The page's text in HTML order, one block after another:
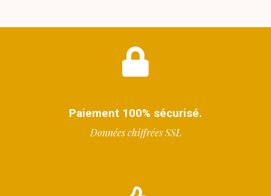
Paiement 100% sécurisé.
Données chiffrées SSL